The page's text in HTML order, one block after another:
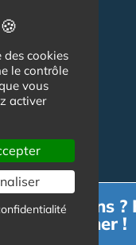
?
accompagner !
des cookies
le contrôle
vous
activer